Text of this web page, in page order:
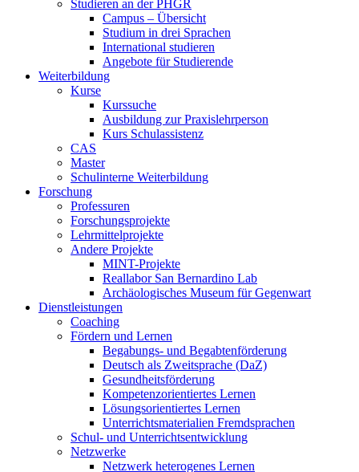
Studieren an der PHGR
Campus – Übersicht
Studium in drei Sprachen
International studieren
Angebote für Studierende
Weiterbildung
Kurse
Kurssuche
Ausbildung zur Praxislehrperson
Kurs Schulassistenz
CAS
Master
Schulinterne Weiterbildung
Forschung
Professuren
Forschungsprojekte
Lehrmittelprojekte
Andere Projekte
MINT-Projekte
Reallabor San Bernardino Lab
Archäologisches Museum für Gegenwart
Dienstleistungen
Coaching
Fördern und Lernen
Begabungs- und Begabtenförderung
Deutsch als Zweitsprache (DaZ)
Gesundheitsförderung
Kompetenzorientiertes Lernen
Lösungsorientiertes Lernen
Unterrichtsmaterialien Fremdsprachen
Schul- und Unterrichtsentwicklung
Netzwerke
Netzwerk heterogenes Lernen